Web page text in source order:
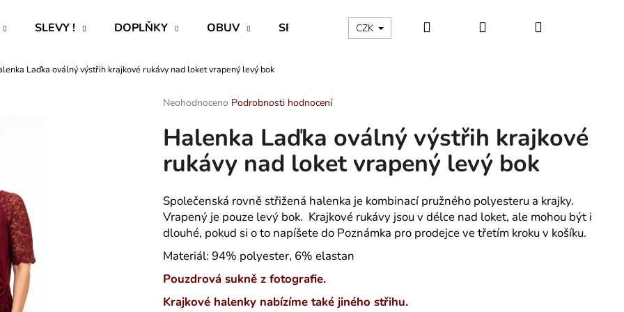
SLEVY ! DOPLŇKY OBUV SPECIÁLNÍ KATEGORIE Kontakty - máte nějaký dotaz?
CZK Hledat PřihlášeníNákupní
Laďka oválný výstřih krajkové rukávy nad loket vrapený levý bok
Průměrné
produktu
je
z
hvězdiček.
Neohodnoceno Podrobnosti hodnocení
Halenka Laďka oválný výstřih krajkové
rukávy nad loket vrapený levý bok
Společenská rovně střižená halenka je kombinací pružného polyesteru a krajky.
Vrapený je pouze levý bok. Krajkové rukávy jsou v délce nad loket, ale mohou být i
dlouhé, pokud si o to napíšete do Poznámka pro prodejce ve třetím kroku v košíku.
Materiál: 94% polyester, 6% elastan
Pouzdrová sukně z fotografie.
Krajkové halenky nabízíme také jiného střihu.
Co potřebujete najít?
HLEDAT
TEPLÁKOVÝ KABÁT - CAPRI KOMBI S TROJÚHELNÍKY -